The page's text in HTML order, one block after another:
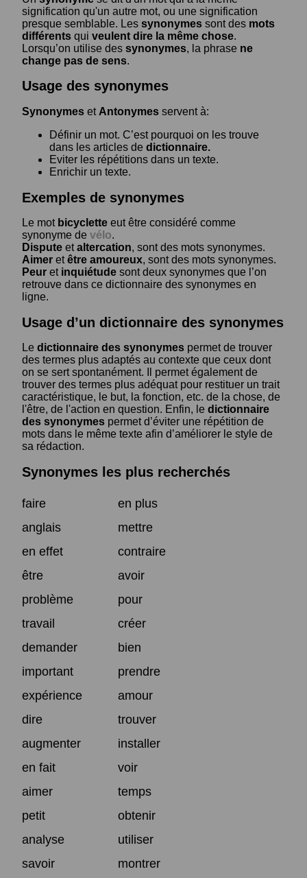
signification qu'un autre mot, ou une signification
presque semblable. Les synonymes sont des mots
différents qui veulent dire la même chose.
Lorsqu’on utilise des synonymes, la phrase ne
change pas de sens.
Usage des synonymes
Synonymes et Antonymes servent à:
Définir un mot. C’est pourquoi on les trouve
dans les articles de dictionnaire.
Eviter les répétitions dans un texte.
Enrichir un texte.
Exemples de synonymes
Le mot bicyclette eut être considéré comme
synonyme de vélo.
Dispute etaltercation, sont des mots synonymes.
Aimer etêtre amoureux, sont des mots synonymes.
Peur et inquiétude sont deux synonymes que l’on
retrouve dans ce dictionnaire des synonymes en
ligne.
Usage d’un dictionnaire des synonymes
Le dictionnaire des synonymes permet de trouver
des termes plus adaptés au contexte que ceux dont
on se sert spontanément. Il permet également de
trouver des termes plus adéquat pour restituer un trait
caractéristique, le but, la fonction, etc. de la chose, de
l'être, de l'action en question. Enfin, le dictionnaire
des synonymes permet d’éviter une répétition de
mots dans le même texte afin d’améliorer le style de
sa rédaction.
Synonymes les plus recherchés
faire
en plus
anglais
mettre
en effet
contraire
être
avoir
problème
pour
travail
créer
demander
bien
important
prendre
expérience
amour
dire
trouver
augmenter
installer
en fait
voir
aimer
temps
petit
obtenir
analyse
utiliser
savoir
montrer